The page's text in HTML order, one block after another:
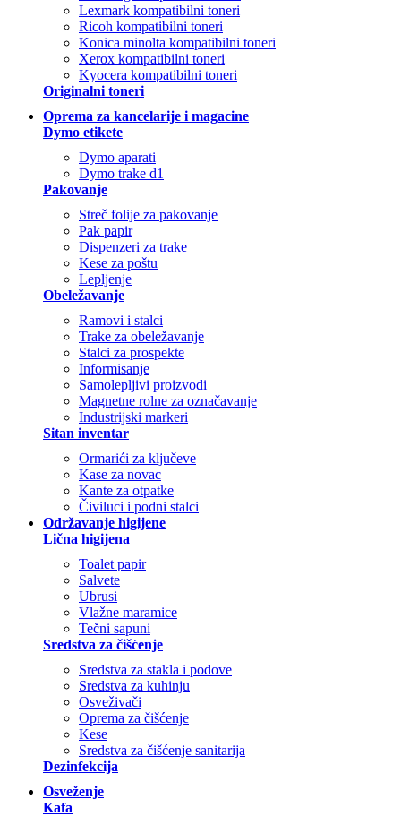
Lexmark kompatibilni toneri
Ricoh kompatibilni toneri
Konica minolta kompatibilni toneri
Xerox kompatibilni toneri
Kyocera kompatibilni toneri
Originalni toneri
Oprema za kancelarije i magacine
Dymo etikete
Dymo aparati
Dymo trake d1
Pakovanje
Streč folije za pakovanje
Pak papir
Dispenzeri za trake
Kese za poštu
Lepljenje
Obeležavanje
Ramovi i stalci
Trake za obeležavanje
Stalci za prospekte
Informisanje
Samolepljivi proizvodi
Magnetne rolne za označavanje
Industrijski markeri
Sitan inventar
Ormarići za ključeve
Kase za novac
Kante za otpatke
Čiviluci i podni stalci
Održavanje higijene
Lična higijena
Toalet papir
Salvete
Ubrusi
Vlažne maramice
Tečni sapuni
Sredstva za čišćenje
Sredstva za stakla i podove
Sredstva za kuhinju
Osveživači
Oprema za čišćenje
Kese
Sredstva za čišćenje sanitarija
Dezinfekcija
Osveženje
Kafa